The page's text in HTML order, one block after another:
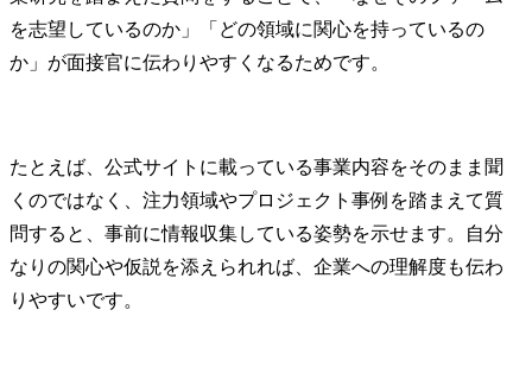
を志望しているのか」「どの領域に関心を持っているの
か」が面接官に伝わりやすくなるためです。
たとえば、公式サイトに載っている事業内容をそのまま聞
くのではなく、注力領域やプロジェクト事例を踏まえて質
問すると、事前に情報収集している姿勢を示せます。自分
なりの関心や仮説を添えられれば、企業への理解度も伝わ
りやすいです。